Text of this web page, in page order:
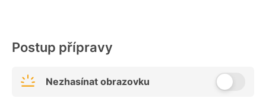
Postup přípravy
Nezhasínat obrazovku